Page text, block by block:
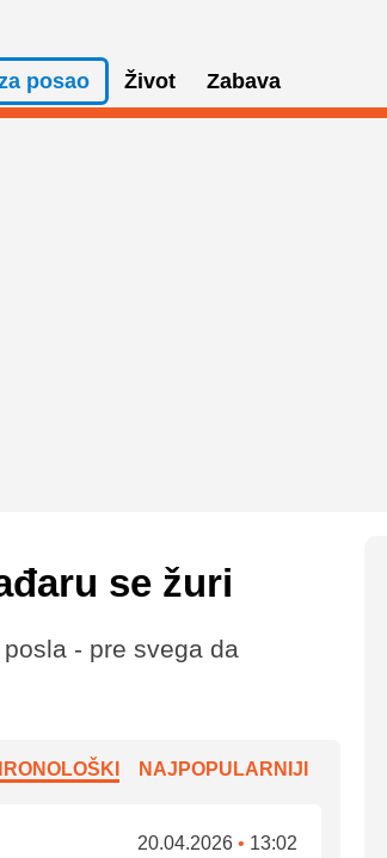
posao Život Zabava
se žuri
- pre svega da
NAJPOPULARNIJI
20.04.2026 • 13:02